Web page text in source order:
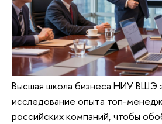
Высшая школа бизнеса НИУ ВШЭ
исследование опыта топ-
российских компаний, чтобы